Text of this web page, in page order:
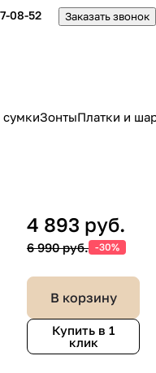
08-52 Заказать звонок
ЗонтыПлатки и
4 893 руб.
6 990 руб. -30%
В корзину
Купить в 1
клик